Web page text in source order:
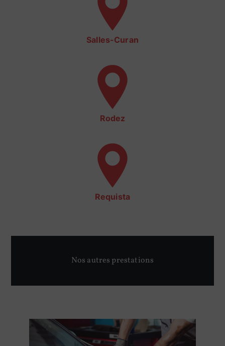
Salles-Curan
Rodez
Requista
Nos autres prestations